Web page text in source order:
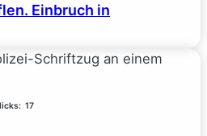
Einbruch in
17